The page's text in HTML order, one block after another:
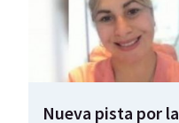
Nueva pista por la